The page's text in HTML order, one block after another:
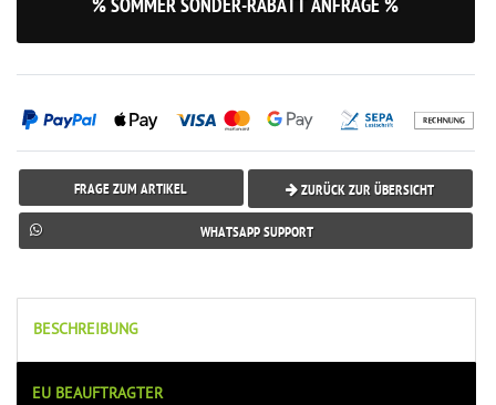
% SOMMER SONDER-RABATT ANFRAGE %
FRAGE ZUM ARTIKEL ZURÜCK ZUR ÜBERSICHT
WHATSAPP SUPPORT
BESCHREIBUNG
EU BEAUFTRAGTER